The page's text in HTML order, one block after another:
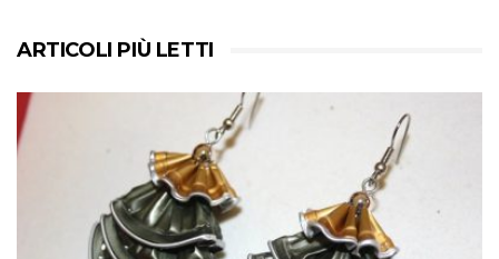
ARTICOLI PIÙ LETTI